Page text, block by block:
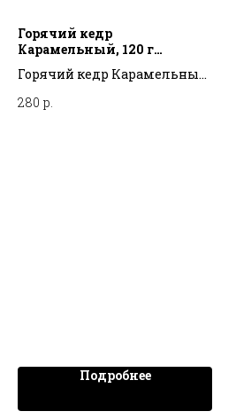
Горячий кедр
Карамельный, 120 г
ТЕРРИТОРИЯ ТАЙГИ
Горячий кедр Карамельный,
280 р.
Подробнее